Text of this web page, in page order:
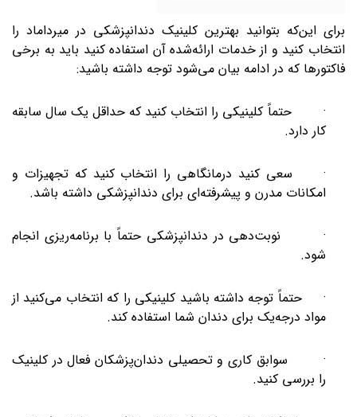
برای این‌که بتوانید بهترین کلینیک دندانپزشکی در میرداماد را
انتخاب کنید و از خدمات ارائه‌شده آن استفاده کنید باید به برخی
فاکتورها که در ادامه بیان می‌شود توجه داشته باشید:
· حتماً کلینیکی را انتخاب کنید که حداقل یک سال سابقه
کار دارد.
· سعی کنید درمانگاهی را انتخاب کنید که تجهیزات و
امکانات مدرن و پیشرفته‌ای برای دندانپزشکی داشته باشد.
· نوبت‌دهی در دندانپزشکی حتماً با برنامه‌ریزی انجام
شود.
· حتماً توجه داشته باشید کلینیکی را که انتخاب می‌کنید از
مواد درجه‌یک برای دندان شما استفاده کند.
· سوابق کاری و تحصیلی دندان‌پزشکان فعال در کلینیک
را بررسی کنید.